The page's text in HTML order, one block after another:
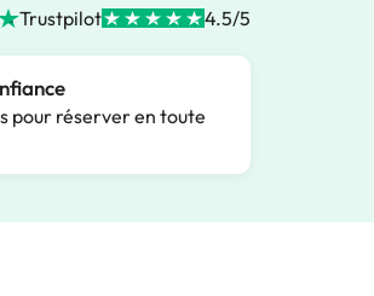
Trustpilot 4.5/5
pour réserver en toute